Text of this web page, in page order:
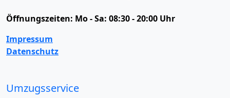
Öffnungszeiten: Mo - Sa: 08:30 - 20:00 Uhr
Impressum
Datenschutz
Umzugsservice